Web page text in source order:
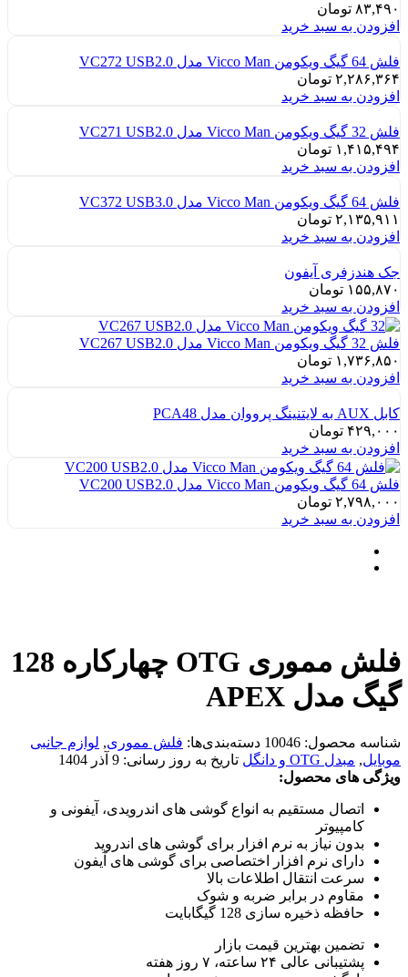
۸۳,۴۹۰ تومان
افزودن به سبد خرید
فلش 64 گیگ ویکومن Vicco Man مدل VC272 USB2.0
۲,۲۸۶,۳۶۴ تومان
افزودن به سبد خرید
فلش 32 گیگ ویکومن Vicco Man مدل VC271 USB2.0
۱,۴۱۵,۴۹۴ تومان
افزودن به سبد خرید
فلش 64 گیگ ویکومن Vicco Man مدل VC372 USB3.0
۲,۱۳۵,۹۱۱ تومان
افزودن به سبد خرید
جک هندزفری آیفون
۱۵۵,۸۷۰ تومان
افزودن به سبد خرید
فلش 32 گیگ ویکومن Vicco Man مدل VC267 USB2.0
۱,۷۳۶,۸۵۰ تومان
افزودن به سبد خرید
کابل AUX به لایتنینگ پرووان مدل PCA48
۴۲۹,۰۰۰ تومان
افزودن به سبد خرید
فلش 64 گیگ ویکومن Vicco Man مدل VC200 USB2.0
۲,۷۹۸,۰۰۰ تومان
افزودن به سبد خرید
فلش مموری OTG چهارکاره 128
گیگ مدل APEX
شناسه محصول: 10046 دسته‌بندی‌ها: فلش مموری, لوازم جانبی
موبایل, مبدل OTG و دانگل تاریخ به روز رسانی: 9 آذر 1404
ویژگی های محصول:
اتصال مستقیم به انواع گوشی های اندرویدی، آیفونی و
کامپیوتر
بدون نیاز به نرم افزار برای گوشی های اندروید
دارای نرم افزار اختصاصی برای گوشی های آیفون
سرعت انتقال اطلاعات بالا
مقاوم در برابر ضربه و شوک
حافظه ذخیره سازی 128 گیگابایت
تضمین بهترین قیمت بازار
پشتیبانی عالی ۲۴ ساعته، ۷ روز هفته